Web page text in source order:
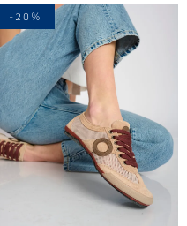
-20%